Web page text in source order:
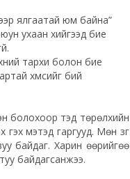
ялгаатай юм байна”
ухаан хийгээд бие
тархи болон бие
хүмүүсийг бий
болохоор тэд төрөлхийн
гэх мэтэд гаргууд. Мѳн зүг
байдаг. Харин өөрийгөө
байдагсанжээ.